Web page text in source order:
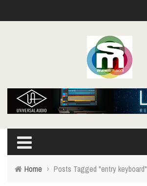
Home › Posts Tagged "entry keyboard"